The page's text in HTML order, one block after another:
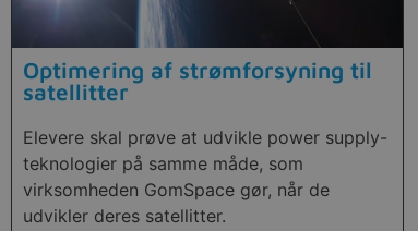
Optimering af strømforsyning til
satellitter
Elevere skal prøve at udvikle power supply-
teknologier på samme måde, som
virksomheden GomSpace gør, når de
udvikler deres satellitter.